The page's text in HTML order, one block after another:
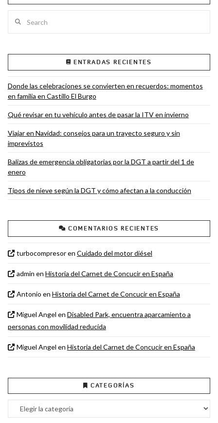
ENTRADAS RECIENTES
Donde las celebraciones se convierten en recuerdos: momentos
en familia en Castillo El Burgo
Qué revisar en tu vehículo antes de pasar la ITV en invierno
Viajar en Navidad: consejos para un trayecto seguro y sin
imprevistos
Balizas de emergencia obligatorias por la DGT a partir del 1 de
enero
Tipos de nieve según la DGT y cómo afectan a la conducción
COMENTARIOS RECIENTES
turbocompresoren Cuidado del motor diésel
admin en Historia del Carnet de Concucir en España
Antonio en Historia del Carnet de Concucir en España
Miguel Angel en Disabled Park, encuentra aparcamiento a
personas con movilidad reducida
Miguel Angel en Historia del Carnet de Concucir en España
CATEGORÍAS
Categorías